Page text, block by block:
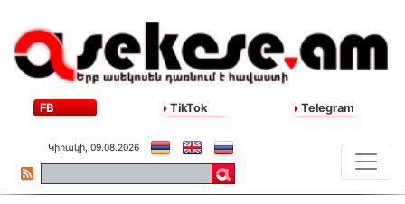
FB TikTok Telegram
Կիրակի, 09.08.2026